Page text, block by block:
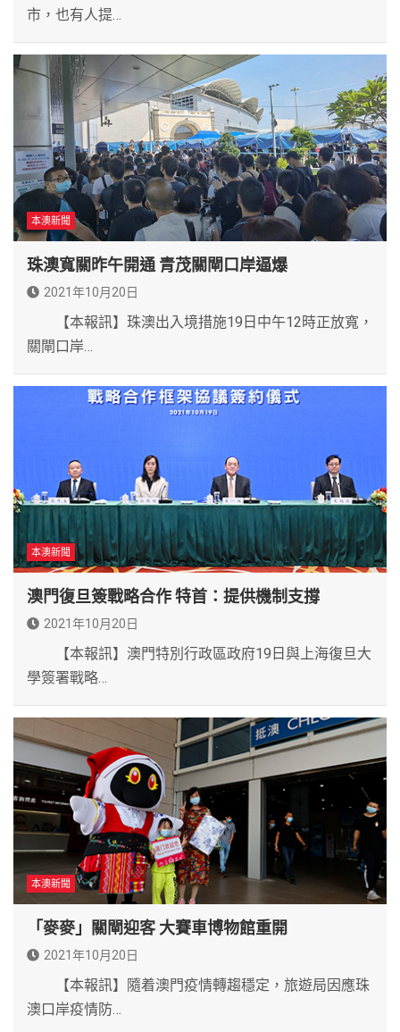
市，也有人提…
本澳新聞
珠澳寬關昨午開通 青茂關閘口岸逼爆
2021年10月20日
【本報訊】珠澳出入境措施19日中午12時正放寬，
關閘口岸…
本澳新聞
澳門復旦簽戰略合作 特首：提供機制支撐
2021年10月20日
【本報訊】澳門特別行政區政府19日與上海復旦大
學簽署戰略…
本澳新聞
「麥麥」關閘迎客 大賽車博物館重開
2021年10月20日
【本報訊】隨着澳門疫情轉趨穩定，旅遊局因應珠
澳口岸疫情防…